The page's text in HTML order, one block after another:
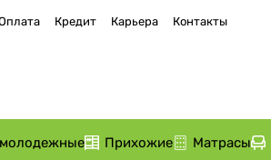
Кредит Карьера Контакты
Прихожие Матрасы